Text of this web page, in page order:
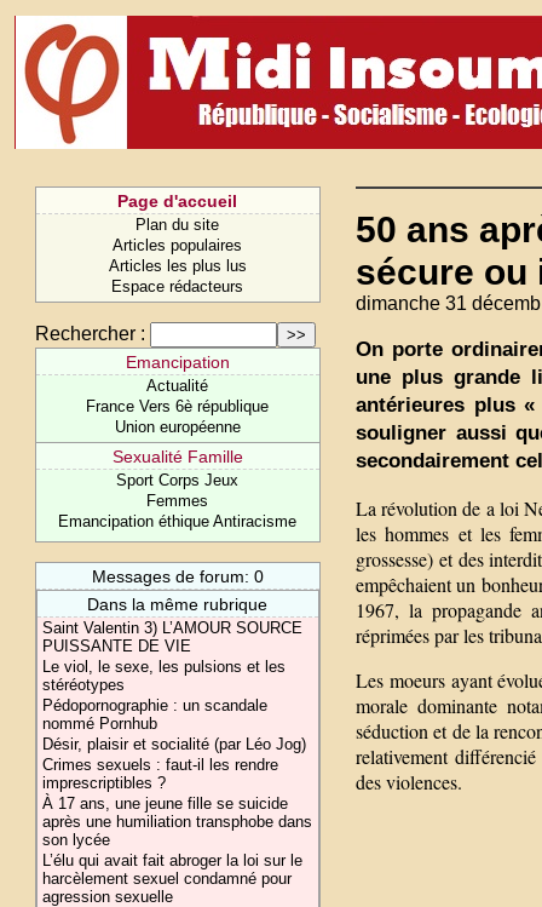
Page d'accueil
Plan du site
Articles populaires
Articles les plus lus
Espace rédacteurs
Rechercher :
Emancipation
Actualité
France Vers 6è république
Union européenne
Sexualité Famille
Sport Corps Jeux
Femmes
Emancipation éthique Antiracisme
Messages de forum: 0
Dans la même rubrique
Saint Valentin 3) L’AMOUR SOURCE
PUISSANTE DE VIE
Le viol, le sexe, les pulsions et les
stéréotypes
Pédopornographie : un scandale
nommé Pornhub
Désir, plaisir et socialité (par Léo Jog)
Crimes sexuels : faut-il les rendre
imprescriptibles ?
À 17 ans, une jeune fille se suicide
après une humiliation transphobe dans
son lycée
L’élu qui avait fait abroger la loi sur le
harcèlement sexuel condamné pour
agression sexuelle
50 ans
sécure ou
dimanche 31
On porte
une plus grande
antérieures plus
souligner aussi
secondairement
La révolution de a loi
les hommes et les
grossesse) et des
empêchaient un
1967, la propagande
réprimées par les
Les moeurs ayant
morale dominante
séduction et de la
relativement
des violences.